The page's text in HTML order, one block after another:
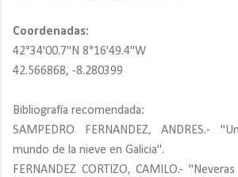
Coordenadas:
42°34'00.7"N 8°16'49.4"W
42.566868, -8.280399
Bibliografía recomendada:
SAMPEDRO FERNANDEZ, ANDRES.-
mundo de la nieve en Galicia".
FERNANDEZ CORTIZO, CAMILO.-